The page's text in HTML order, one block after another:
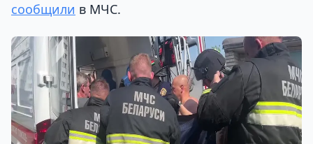
сообщили в МЧС.